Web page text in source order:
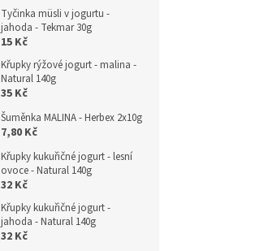
Tyčinka müsli v jogurtu -
jahoda - Tekmar 30g
15 Kč
Křupky rýžové jogurt - malina -
Natural 140g
35 Kč
Šuměnka MALINA - Herbex 2x10g
7,80 Kč
Křupky kukuřičné jogurt - lesní
ovoce - Natural 140g
32 Kč
Křupky kukuřičné jogurt -
jahoda - Natural 140g
32 Kč